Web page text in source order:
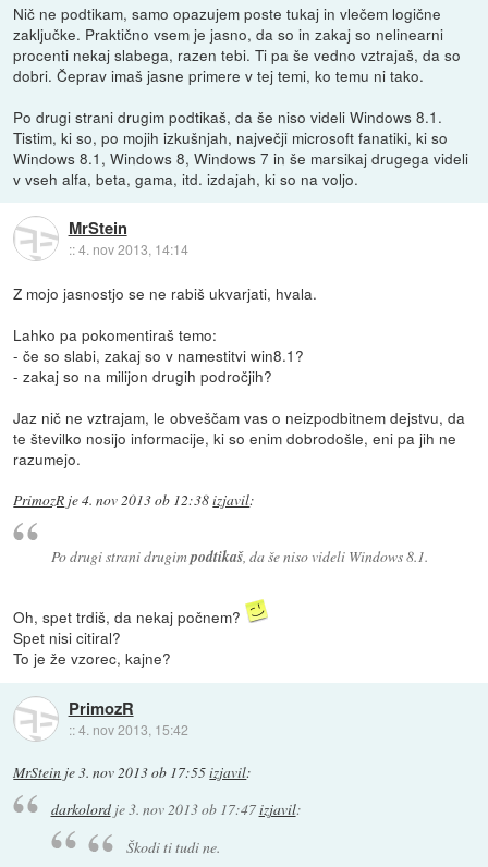
Nič ne podtikam, samo opazujem poste tukaj in vlečem logične
zaključke. Praktično vsem je jasno, da so in zakaj so nelinearni
procenti nekaj slabega, razen tebi. Ti pa še vedno vztrajaš, da so
dobri. Čeprav imaš jasne primere v tej temi, ko temu ni tako.
Po drugi strani drugim podtikaš, da še niso videli Windows 8.1.
Tistim, ki so, po mojih izkušnjah, največji microsoft fanatiki, ki so
Windows 8.1, Windows 8, Windows 7 in še marsikaj drugega videli
v vseh alfa, beta, gama, itd. izdajah, ki so na voljo.
MrStein
::4. nov 2013, 14:14
Z mojo jasnostjo se ne rabiš ukvarjati, hvala.
Lahko pa pokomentiraš temo:
- če so slabi, zakaj so v namestitvi win8.1?
- zakaj so na milijon drugih področjih?
Jaz nič ne vztrajam, le obveščam vas o neizpodbitnem dejstvu, da
te številko nosijo informacije, ki so enim dobrodošle, eni pa jih ne
razumejo.
PrimozR je4. nov 2013 ob 12:38izjavil:
Po drugi strani drugimpodtikaš, da še niso videli Windows 8.1.
Oh, spet trdiš, da nekaj počnem?
Spet nisi citiral?
To je že vzorec, kajne?
PrimozR
::4. nov 2013, 15:42
MrStein je3. nov 2013 ob 17:55izjavil:
darkolordje3. nov 2013 ob 17:47izjavil:
Škodi ti tudi ne.